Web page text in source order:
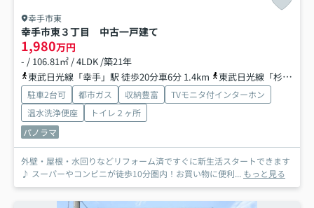
幸手市東
幸手市東３丁目 中古一戸建て
1,980万円
- / 106.81㎡ / 4LDK /築21年
東武日光線「幸手」駅 徒歩20分車6分 1.4km
東武日光線「杉戸高野台」駅 徒歩40分
駐車2台可 都市ガス 収納豊富
TVモニタ付インターホン
温水洗浄便座
トイレ２ヶ所
パノラマ
外壁・屋根・水回りなどリフォーム済ですぐに新生活スタートできます
♪ スーパーやコンビニが徒歩10分圏内！お買い物に便利... もっと見る